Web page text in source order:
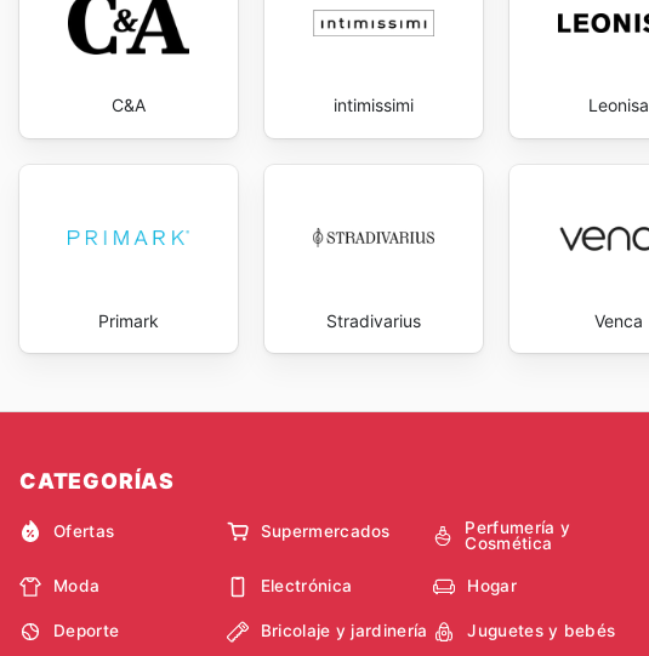
C&A intimissimi Leonisa
Primark Stradivarius Venca
CATEGORÍAS
Ofertas Supermercados
Perfumería y
Cosmética
Moda Electrónica Hogar
Deporte Bricolaje y jardinería Juguetes y bebés